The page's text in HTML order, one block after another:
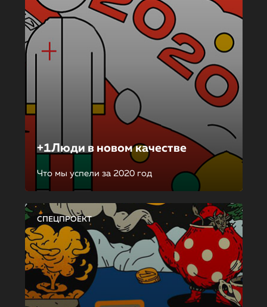
+1Люди в новом качестве
Что мы успели за 2020 год
СПЕЦПРОЕКТ